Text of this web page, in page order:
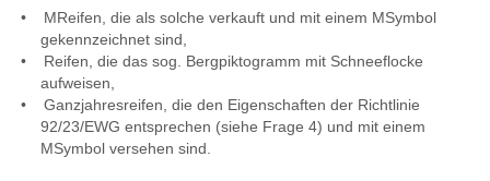
MReifen, die als solche verkauft und mit einem MSymbol
gekennzeichnet sind,
Reifen, die das sog. Bergpiktogramm mit Schneeflocke
aufweisen,
Ganzjahresreifen, die den Eigenschaften der Richtlinie
92/23/EWG entsprechen (siehe Frage 4) und mit einem
MSymbol versehen sind.